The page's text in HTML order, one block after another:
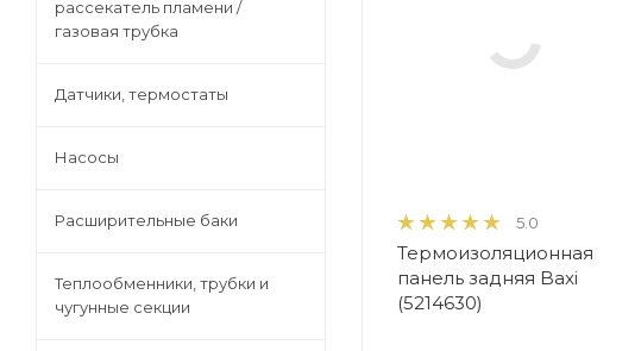
рассекатель пламени /
газовая трубка
Датчики, термостаты
Насосы
Расширительные баки
Теплообменники, трубки и
чугунные секции
5.0
Термоизоляционная
панель задняя Baxi
(5214630)
Автоматика розжига, горения /
электроды / горелочные трубы
панели) камеры сгорания
Прочие компоненты